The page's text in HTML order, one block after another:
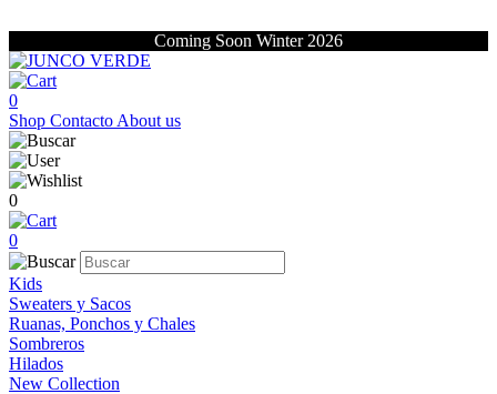
Coming Soon Winter 2026
0
Shop Contacto About us
0
0
Kids
Sweaters y Sacos
Ruanas, Ponchos y Chales
Sombreros
Hilados
New Collection